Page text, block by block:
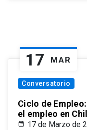
17 MAR
Conversatorio
Ciclo de
el empleo en
17 de Marzo de